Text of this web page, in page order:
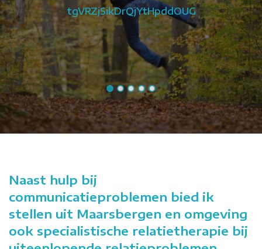
tgVRZjSikDrQjYtHpddOUG
Naast hulp bij
communicatieproblemen bied ik
stellen uit Maarsbergen en omgeving
ook specialistische relatietherapie bij